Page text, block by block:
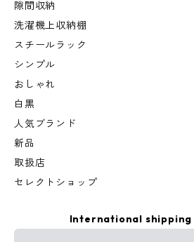
隙間収納
洗濯機上収納棚
スチールラック
シンプル
おしゃれ
白黒
人気ブランド
新品
取扱店
セレクトショップ
International shipping